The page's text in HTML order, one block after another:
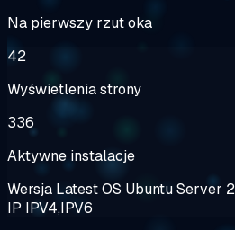
Na pierwszy rzut oka
42
Wyświetlenia strony
336
Aktywne instalacje
Wersja LatestOS Ubuntu Server
IP IPV4,IPV6